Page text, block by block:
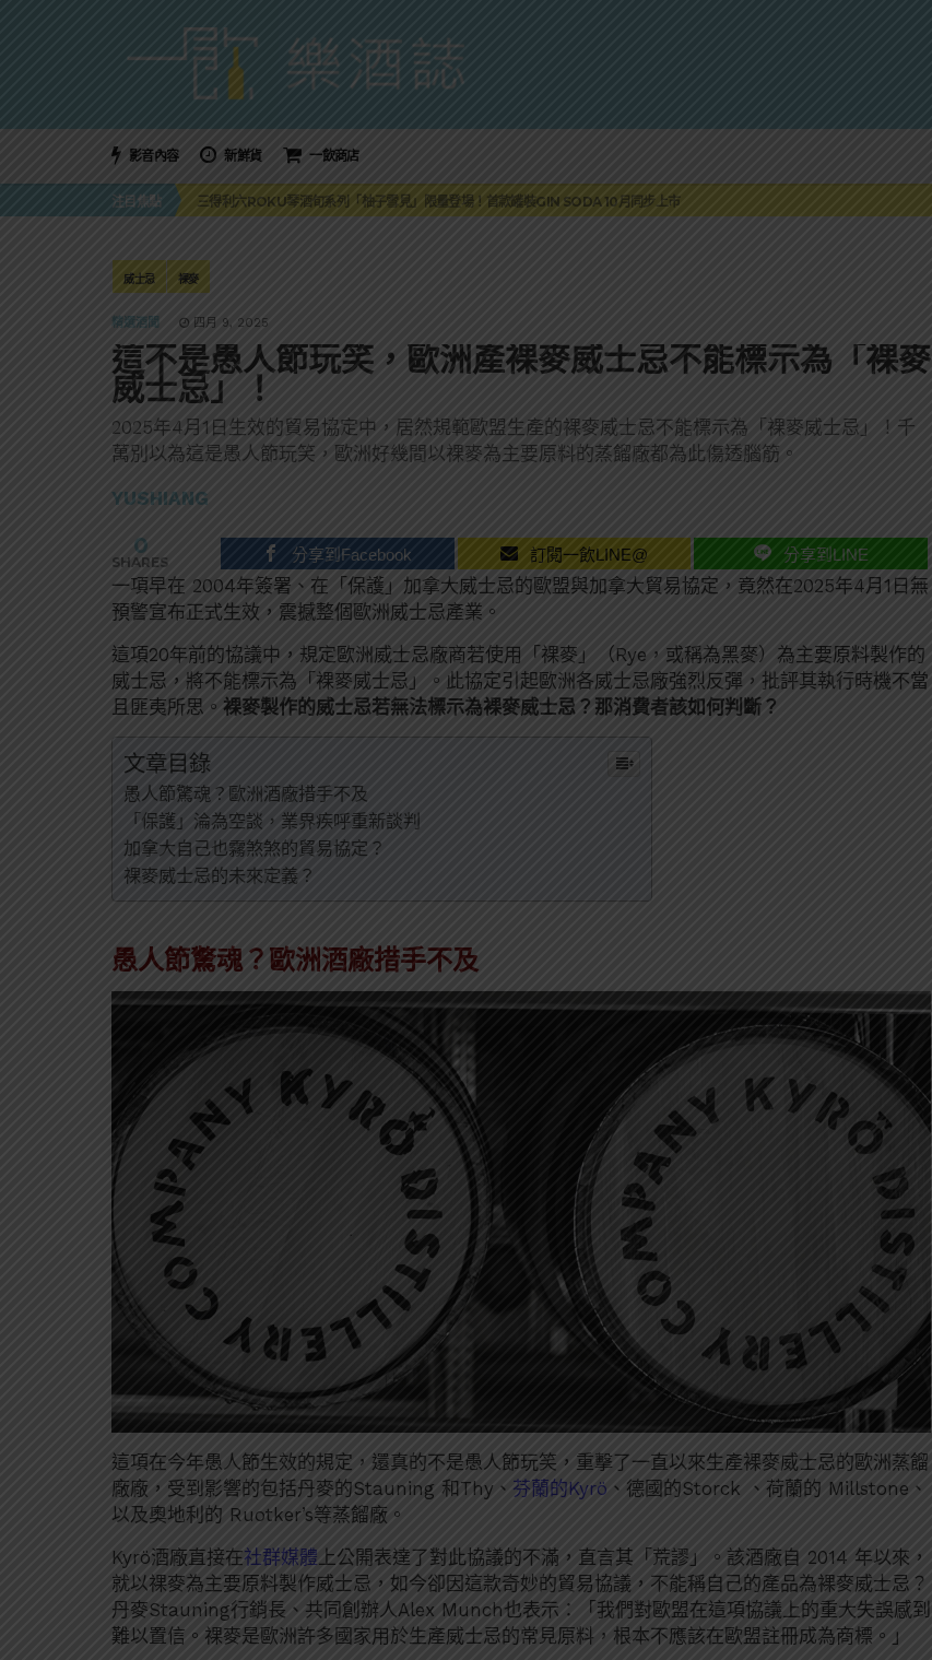
影音內容 新鮮貨 一飲商店
注目焦點
萬眾敲碗如期回歸！SUNMAI金色三麥3度攜手花蓮瓜農品牌「阿強西瓜」
三得利六ROKU琴酒旬系列「柚子雪見」限量登場！首款罐裝GIN SODA 10月同步上市
美國正式恢復蘇格蘭威士忌零關稅！烈酒產業再次迎來重磅利多
ABSOLUT 攜手 TABASCO® 重磅跨界，辣味伏特加7月強勢登台一口重擊味蕾
萬眾敲碗如期回歸！SUNMAI金色三麥3度攜手花蓮瓜農品牌「阿強西瓜」
三得利六ROKU琴酒旬系列「柚子雪見」限量登場！首款罐裝GIN SODA 10月同步上市
威士忌 裸麥
精選酒聞 四月 9, 2025
這不是愚人節玩笑，歐洲產裸麥威士忌不能標示為「裸麥
威士忌」！
2025年4月1日生效的貿易協定中，居然規範歐盟生產的裸麥威士忌不能標示為「裸麥威士忌」！千
萬別以為這是愚人節玩笑，歐洲好幾間以裸麥為主要原料的蒸餾廠都為此傷透腦筋。
YUSHIANG
0
SHARES 分享到Facebook 訂閱一飲LINE@ 分享到LINE
一項早在 2004年簽署、在「保護」加拿大威士忌的歐盟與加拿大貿易協定，竟然在2025年4月1日無
預警宣布正式生效，震撼整個歐洲威士忌產業。
這項20年前的協議中，規定歐洲威士忌廠商若使用「裸麥」（Rye，或稱為黑麥）為主要原料製作的
威士忌，將不能標示為「裸麥威士忌」。此協定引起歐洲各威士忌廠強烈反彈，批評其執行時機不當
且匪夷所思。 裸麥製作的威士忌若無法標示為裸麥威士忌？那消費者該如何判斷？
文章目錄
愚人節驚魂？歐洲酒廠措手不及
「保護」淪為空談，業界疾呼重新談判
加拿大自己也霧煞煞的貿易協定？
裸麥威士忌的未來定義？
愚人節驚魂？歐洲酒廠措手不及
這項在今年愚人節生效的規定，還真的不是愚人節玩笑，重擊了一直以來生產裸麥威士忌的歐洲蒸餾
廠廠，受到影響的包括丹麥的Stauning 和Thy、 芬蘭的Kyrö 、德國的Storck 、荷蘭的 Millstone、
以及奧地利的 Ruotker’s等蒸餾廠。
Kyrö酒廠直接在社群媒體上公開表達了對此協議的不滿，直言其「荒謬」。該酒廠自 2014 年以來，
就以裸麥為主要原料製作威士忌，如今卻因這款奇妙的貿易協議，不能稱自己的產品為裸麥威士忌？
丹麥Stauning行銷長、共同創辦人Alex Munch也表示：「我們對歐盟在這項協議上的重大失誤感到
難以置信。裸麥是歐洲許多國家用於生產威士忌的常見原料，根本不應該在歐盟註冊成為商標。」